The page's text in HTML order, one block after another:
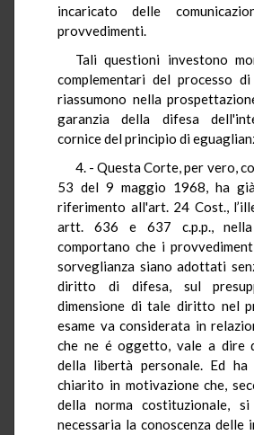
incaricato delle
provvedimenti.
Tali questioni investono
complementari del processo
riassumono nella
garanzia della difesa
cornice del principio di
4. - Questa Corte, per vero,
53 del 9 maggio 1968, ha
riferimento all'art. 24 Cost.,
artt. 636 e 637 c.p.p.,
comportano che i
sorveglianza siano adottati
diritto di difesa, sul
dimensione di tale diritto nel
esame va considerata in
che ne é oggetto, vale a dire
della libertà personale. Ed ha
chiarito in motivazione che,
della norma costituzionale,
necessaria la conoscenza delle